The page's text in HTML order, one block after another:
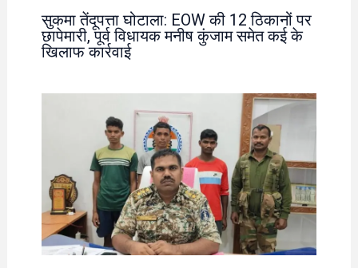
सुकमा तेंदूपत्ता घोटाला: EOW की 12 ठिकानों पर
छापेमारी, पूर्व विधायक मनीष कुंजाम समेत कई के
खिलाफ कार्रवाई